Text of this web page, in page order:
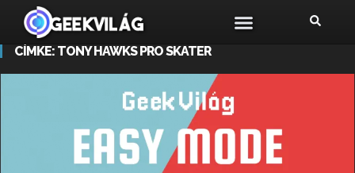
CÍMKE: TONY HAWKS PRO SKATER